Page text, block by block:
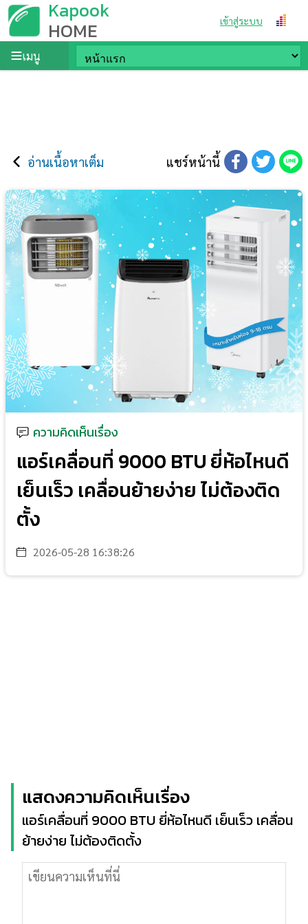
Kapook
HOME เข้าสู่ระบบ
เมนู
อ่านเนื้อหาเต็ม แชร์หน้านี้
ความคิดเห็นเรื่อง
แอร์เคลื่อนที่ 9000 BTU ยี่ห้อไหนดี
เย็นเร็ว เคลื่อนย้ายง่าย ไม่ต้องติด
ตั้ง
2026-05-28 16:38:26
แสดงความคิดเห็นเรื่อง
แอร์เคลื่อนที่ 9000 BTU ยี่ห้อไหนดี เย็นเร็ว เคลื่อน
ย้ายง่าย ไม่ต้องติดตั้ง